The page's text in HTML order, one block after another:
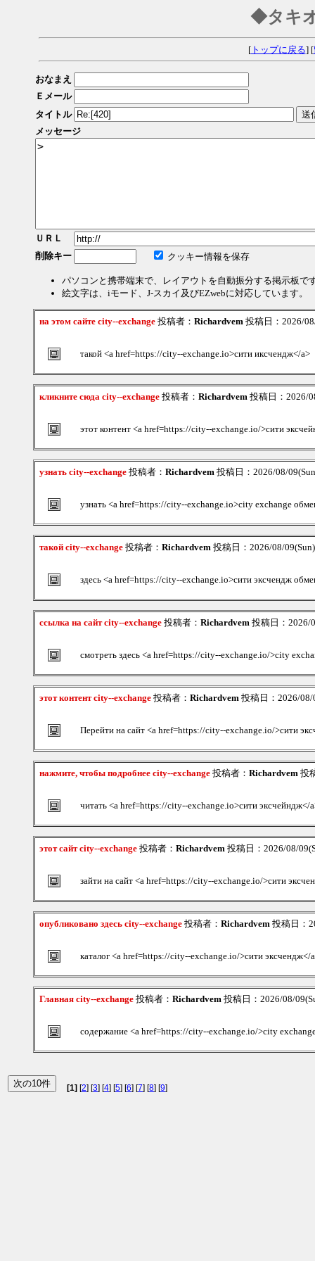
◆タキ
[トップに戻る] [
おなまえ
Ｅメール
タイトル
メッセージ
ＵＲＬ
削除キー
クッキー情報を保存
パソコンと携帯端末で、レイアウトを自動振分する掲示板で
絵文字は、iモード、J-スカイ及びEZwebに対応しています。
на этом сайте city--exchange 投稿者： Richardvem 投稿日：2026/
такой <a href=https://city--exchange.io>сити иксчендж</a>
кликните сюда city--exchange 投稿者： Richardvem 投稿日：2026/
этот контент <a href=https://city--exchange.io/>сити
узнать city--exchange 投稿者： Richardvem 投稿日：2026/08/
узнать <a href=https://city--exchange.io>city exchange
такой city--exchange 投稿者： Richardvem 投稿日：2026/08/
здесь <a href=https://city--exchange.io>сити эксчендж
ссылка на сайт city--exchange 投稿者： Richardvem 投稿日：2026/
смотреть здесь <a href=https://city--exchange.io/>city
этот контент city--exchange 投稿者： Richardvem 投稿日：2026/
Перейти на сайт <a href=https://city--exchange.io/>сити
нажмите, чтобы подробнее city--exchange 投稿者： Richardvem 投
читать <a href=https://city--exchange.io>сити эксчейндж</
этот сайт city--exchange 投稿者： Richardvem 投稿日：2026/08/
зайти на сайт <a href=https://city--exchange.io/>сити
опубликовано здесь city--exchange 投稿者： Richardvem 投稿日：
каталог <a href=https://city--exchange.io/>сити эксчендж</
Главная city--exchange 投稿者： Richardvem 投稿日：2026/08/
содержание <a href=https://city--exchange.io/>city
[1] [2] [3] [4] [5] [6] [7] [8] [9]